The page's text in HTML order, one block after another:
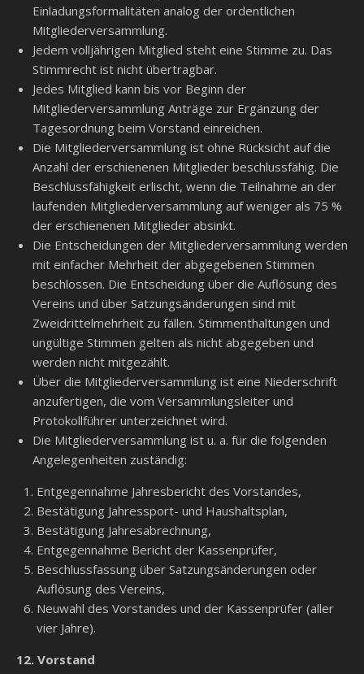
Einladungsformalitäten analog der ordentlichen
Mitgliederversammlung.
Jedem volljährigen Mitglied steht eine Stimme zu. Das
Stimmrecht ist nicht übertragbar.
Jedes Mitglied kann bis vor Beginn der
Mitgliederversammlung Anträge zur Ergänzung der
Tagesordnung beim Vorstand einreichen.
Die Mitgliederversammlung ist ohne Rücksicht auf die
Anzahl der erschienenen Mitglieder beschlussfähig. Die
Beschlussfähigkeit erlischt, wenn die Teilnahme an der
laufenden Mitgliederversammlung auf weniger als 75 %
der erschienenen Mitglieder absinkt.
Die Entscheidungen der Mitgliederversammlung werden
mit einfacher Mehrheit der abgegebenen Stimmen
beschlossen. Die Entscheidung über die Auflösung des
Vereins und über Satzungsänderungen sind mit
Zweidrittelmehrheit zu fällen. Stimmenthaltungen und
ungültige Stimmen gelten als nicht abgegeben und
werden nicht mitgezählt.
Über die Mitgliederversammlung ist eine Niederschrift
anzufertigen, die vom Versammlungsleiter und
Protokollführer unterzeichnet wird.
Die Mitgliederversammlung ist u. a. für die folgenden
Angelegenheiten zuständig:
Entgegennahme Jahresbericht des Vorstandes,
Bestätigung Jahressport- und Haushaltsplan,
Bestätigung Jahresabrechnung,
Entgegennahme Bericht der Kassenprüfer,
Beschlussfassung über Satzungsänderungen oder
Auflösung des Vereins,
Neuwahl des Vorstandes und der Kassenprüfer (aller
vier Jahre).
12. Vorstand